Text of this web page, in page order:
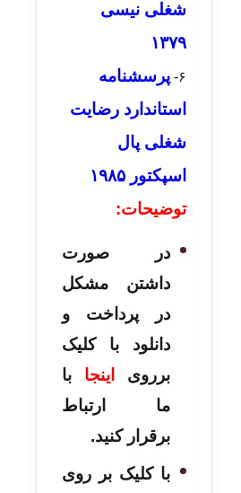
شغلی نیسی
۱۳۷۹
۶-
پرسشنامه
استاندارد رضایت
شغلی پال
اسپکتور ۱۹۸۵
توضیحات:
در صورت
داشتن مشکل
در پرداخت و
دانلود با کلیک
برروی اینجا
با
ما ارتباط
برقرار کنید.
با کلیک بر روی